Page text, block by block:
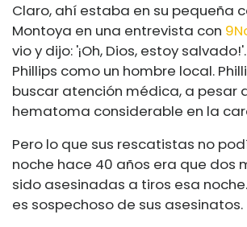
Claro, ahí estaba en su pequeña
Montoya en una entrevista con
vio y dijo: '¡Oh, Dios, estoy
Phillips como un hombre local.
buscar atención médica, a pesar
hematoma considerable en la
Pero lo que sus rescatistas no
noche hace 40 años era que dos
sido asesinadas a tiros esa
es sospechoso de sus asesinatos.